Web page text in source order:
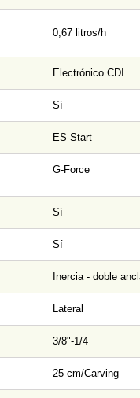
0,67 litros/h
Electrónico CDI
Sí
ES-Start
G-Force
Sí
Sí
Inercia - doble
Lateral
3/8"-1/4
25 cm/Carving